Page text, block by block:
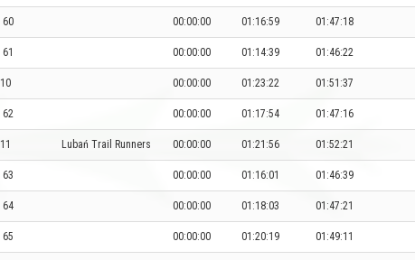
60 00:00:00 01:16:59 01:47:18
61 00:00:00 01:14:39 01:46:22
00:00:00 01:23:22 01:51:37
62 00:00:00 01:17:54 01:47:16
Lubań Trail Runners 00:00:00 01:21:56 01:52:21
63 00:00:00 01:16:01 01:46:39
64 00:00:00 01:18:03 01:47:21
65 00:00:00 01:20:19 01:49:11